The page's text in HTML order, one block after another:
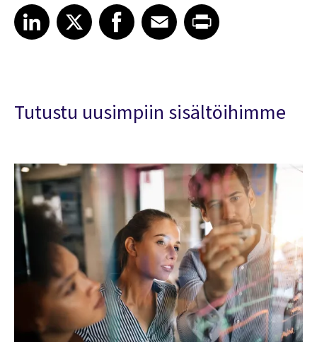
Share article on LinkedIn
LinkedIn
Share article on XShare article on Facebook
Facebook
Share article on Email
EmailShare article on Print
Tutustu uusimpiin sisältöihimme